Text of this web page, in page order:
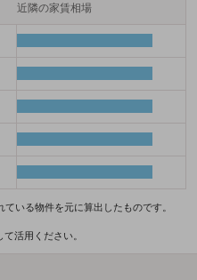
近隣の家賃相場
いる物件を元に算出したものです。
活用ください。